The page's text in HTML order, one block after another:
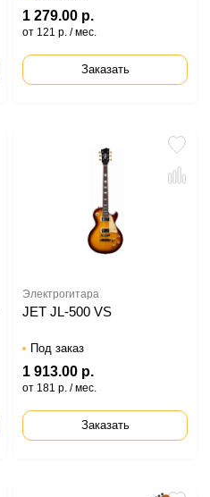
1 279.00 р.
от 121 р. / мес.
Заказать
Электрогитара
JET JL-500 VS
Под заказ
1 913.00 р.
от 181 р. / мес.
Заказать